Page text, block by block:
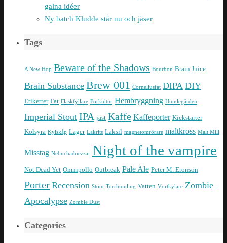
galna idéer
Ny batch Kludde står nu och jäser
Tags
A New Hop Beware of the Shadows Bourbon Brain Juice
Brain Substance Brew 001 Corneliusfat DIPA DIY
Etiketter Fat Flaskfyllare Förkultur Hembryggning Humlegården
Imperial Stout IPA jäst Kaffe Kaffeporter Kickstarter
Kolsyra Kylskåp Lager Lakrits Laksil magnetomrörare maltkross Malt Mill
Misstag Nebuchadnezzar Night of the vampire
Not Dead Yet Omnipollo Outbreak Pale Ale Peter M. Eronson
Porter Recension Stout Torrhumling Vatten Vörtkylare Zombie
Apocalypse Zombie Dust
Categories